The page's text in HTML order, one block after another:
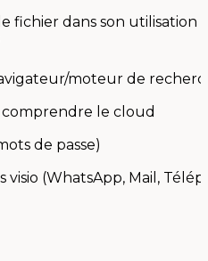
fichier dans son utilisation
moteur de
comprendre le cloud
de passe)
visio (WhatsApp, Mail,